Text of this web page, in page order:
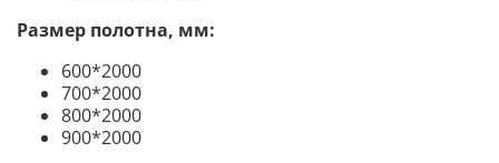
Размер полотна, мм:
600*2000
700*2000
800*2000
900*2000